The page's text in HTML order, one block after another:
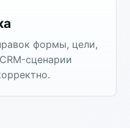
формы, цели,
сценарии